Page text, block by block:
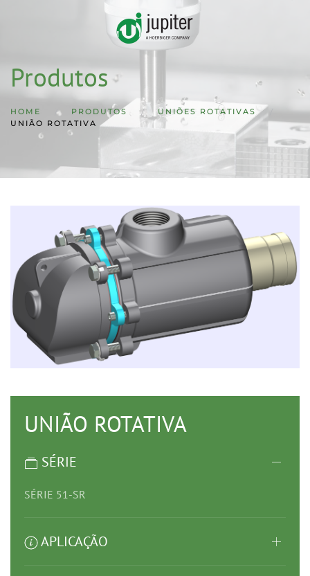
Skip to main content
Produtos
HOME PRODUTOS
UNIÕES ROTATIVAS
UNIÃO ROTATIVA
UNIÃO ROTATIVA
SÉRIE
SÉRIE 51-SR
APLICAÇÃO